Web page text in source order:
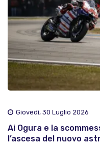
Giovedì, 30 Luglio 2026
Ai Ogura e la
l’ascesa del nuovo